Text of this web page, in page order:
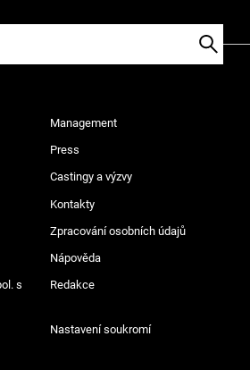
Management
Press
Castingy a výzvy
Kontakty
Zpracování osobních údajů
Nápověda
s
Redakce
Nastavení soukromí